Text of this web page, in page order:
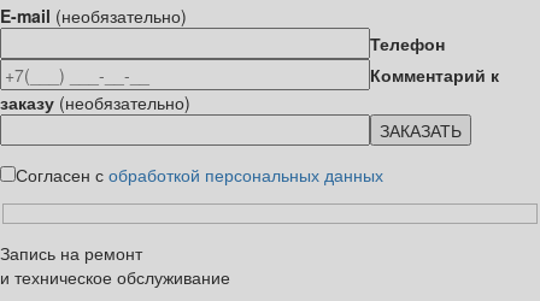
E-mail (необязательно)
Телефон
Комментарий к
заказу (необязательно)
Согласен с обработкой персональных данных
Запись на ремонт
и техническое обслуживание